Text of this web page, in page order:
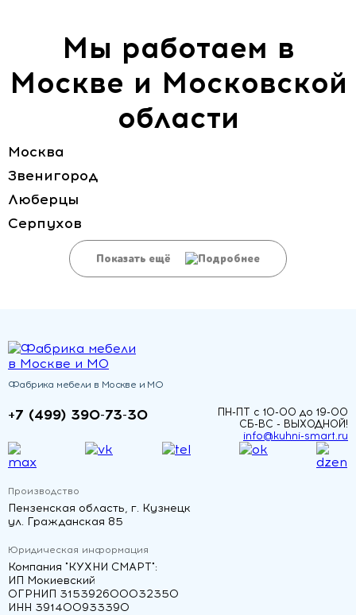
Мы работаем в
Москве и Московской
области
Москва
Звенигород
Люберцы
Серпухов
Показать ещё
Фабрика мебели в Москве и МО
+7 (499) 390-73-30
ПН-ПТ с 10-00 до 19-00
СБ-ВС - ВЫХОДНОЙ!
info@kuhni-smart.ru
Производство
Пензенская область, г. Кузнецк
ул. Гражданская 85
Юридическая информация
Компания "КУХНИ СМАРТ":
ИП Мокиевский
ОГРНИП 315392600032350
ИНН 391400933390